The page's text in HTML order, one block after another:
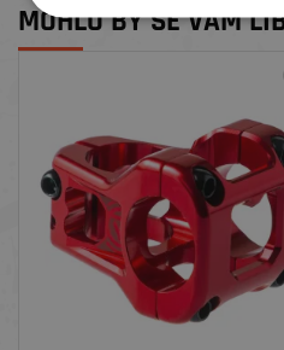
MOHLO BY SE VÁM